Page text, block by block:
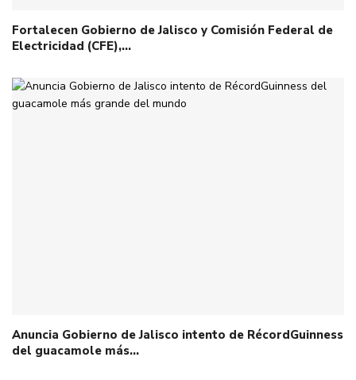
Fortalecen Gobierno de Jalisco y Comisión Federal de
Electricidad (CFE),…
Anuncia Gobierno de Jalisco intento de RécordGuinness
del guacamole más…